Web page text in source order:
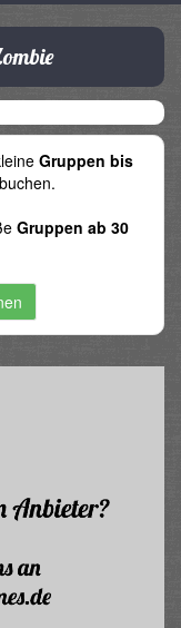
Gruppen bis
Gruppen ab 30